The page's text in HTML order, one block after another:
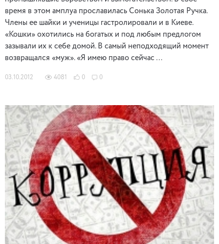
время в этом амплуа прославилась Сонька Золотая Ручка.
Члены ее шайки и ученицы гастролировали и в Киеве.
«Кошки» охотились на богатых и под любым предлогом
зазывали их к себе домой. В самый неподходящий момент
возвращался «муж». «Я имею право сейчас …
03.10.2012 4081 0 0